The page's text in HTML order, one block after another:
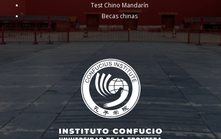
Test Chino Mandarín
Becas chinas